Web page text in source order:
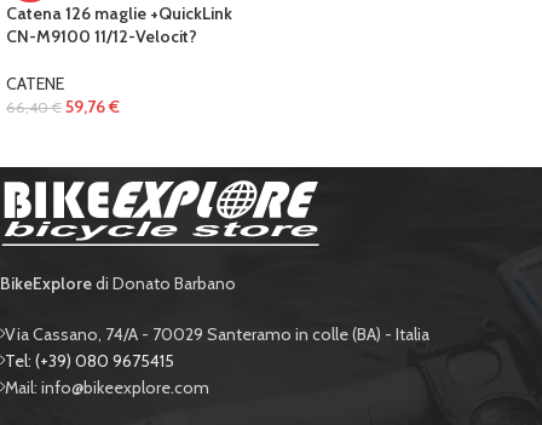
Catena 126 maglie +QuickLink
CN-M9100 11/12-Velocit?
CATENE
66,40€ 59,76€
BikeExploredi Donato Barbano
Via Cassano, 74/A - 70029 Santeramo in colle (BA) - Italia
Tel: (+39) 080 9675415
Mail: info@bikeexplore.com